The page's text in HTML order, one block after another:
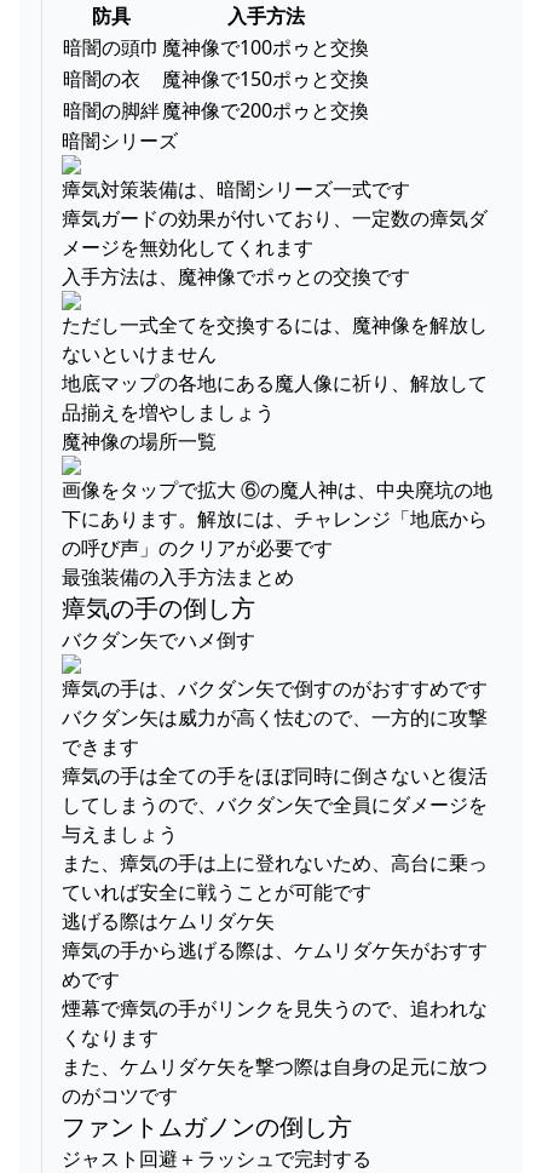
防具
入手方法
暗闇の頭巾 魔神像で100ポゥと交換
暗闇の衣
魔神像で150ポゥと交換
暗闇の脚絆魔神像で200ポゥと交換
暗闇シリーズ
瘴気対策装備は、暗闇シリーズ一式です
瘴気ガードの効果が付いており、一定数の瘴気ダ
メージを無効化してくれます
入手方法は、魔神像でポゥとの交換です
ただし一式全てを交換するには、魔神像を解放し
ないといけません
地底マップの各地にある魔人像に祈り、解放して
品揃えを増やしましょう
魔神像の場所一覧
画像をタップで拡大 ⑥の魔人神は、中央廃坑の地
下にあります。解放には、チャレンジ「地底から
の呼び声」のクリアが必要です
最強装備の入手方法まとめ
瘴気の手の倒し方
バクダン矢でハメ倒す
瘴気の手は、バクダン矢で倒すのがおすすめです
バクダン矢は威力が高く怯むので、一方的に攻撃
できます
瘴気の手は全ての手をほぼ同時に倒さないと復活
してしまうので、バクダン矢で全員にダメージを
与えましょう
また、瘴気の手は上に登れないため、高台に乗っ
ていれば安全に戦うことが可能です
逃げる際はケムリダケ矢
瘴気の手から逃げる際は、ケムリダケ矢がおすす
めです
煙幕で瘴気の手がリンクを見失うので、追われな
くなります
また、ケムリダケ矢を撃つ際は自身の足元に放つ
のがコツです
ファントムガノンの倒し方
ジャスト回避＋ラッシュで完封する